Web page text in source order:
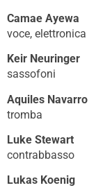
Camae Ayewa
voce, elettronica
Keir Neuringer
sassofoni
Aquiles Navarro
tromba
Luke Stewart
contrabbasso
Lukas Koenig